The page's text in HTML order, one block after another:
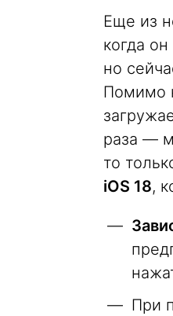
Еще из
когда
но
Помимо
раза —
то
iOS 18,
При